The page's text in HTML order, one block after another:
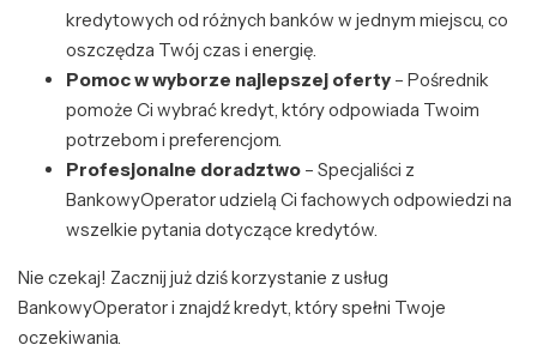
kredytowych od różnych banków w jednym miejscu, co
oszczędza Twój czas i energię.
Pomoc w wyborze najlepszej oferty – Pośrednik
pomoże Ci wybrać kredyt, który odpowiada Twoim
potrzebom i preferencjom.
Profesjonalne doradztwo – Specjaliści z
BankowyOperator udzielą Ci fachowych odpowiedzi na
wszelkie pytania dotyczące kredytów.
Nie czekaj! Zacznij już dziś korzystanie z usług
BankowyOperator i znajdź kredyt, który spełni Twoje
oczekiwania.